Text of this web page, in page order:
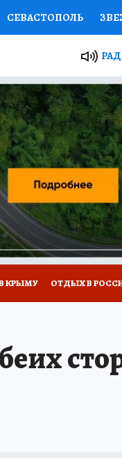
СЕВАСТОПОЛЬ
НАЦИОНАЛЬНЫЕ
СЕКРЕТЫ
ДЕФИЦИТ ЖЕЛЕЗА
ВСЕ О КП
КРЫМУ ОТДЫХ В